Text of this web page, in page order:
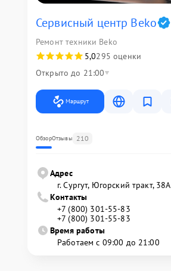
Сервисный центр Beko
Ремонт техники Beko
5,0295 оценки
Открыто до 21:00
Маршрут
ОбзорОтзывы 210
Адрес
г. Сургут, Югорский тракт, 38А
Контакты
+7 (800) 301-55-83
+7 (800) 301-55-83
Время работы
Работаем с 09:00 до 21:00